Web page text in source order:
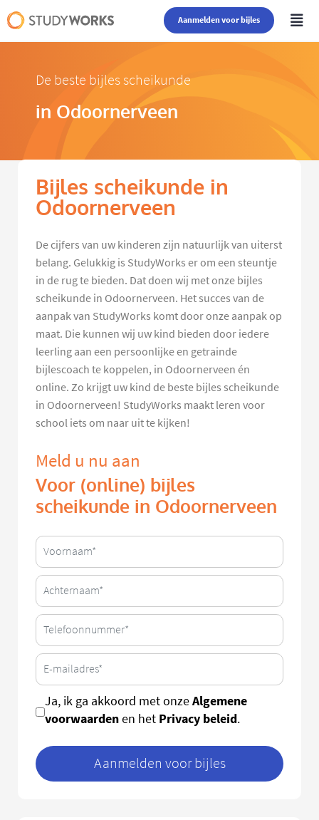
Aanmelden voor bijles
De beste bijles scheikunde
in Odoornerveen
Bijles scheikunde in
Odoornerveen
De cijfers van uw kinderen zijn natuurlijk van uiterst
belang. Gelukkig is StudyWorks er om een steuntje
in de rug te bieden. Dat doen wij met onze bijles
scheikunde in Odoornerveen. Het succes van de
aanpak van StudyWorks komt door onze aanpak op
maat. Die kunnen wij uw kind bieden door iedere
leerling aan een persoonlijke en getrainde
bijlescoach te koppelen, in Odoornerveen én
online. Zo krijgt uw kind de beste bijles scheikunde
in Odoornerveen! StudyWorks maakt leren voor
school iets om naar uit te kijken!
Meld u nu aan
Voor (online) bijles
scheikunde in Odoornerveen
Ja, ik ga akkoord met onzeAlgemene
voorwaardenen het Privacy beleid.
Aanmelden voor bijles